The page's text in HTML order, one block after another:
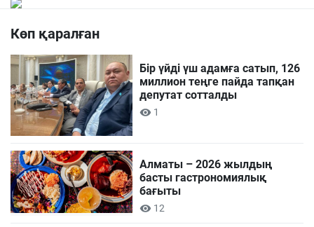
Көп қаралған
Бір үйді үш адамға сатып, 126
миллион теңге пайда тапқан
депутат сотталды
1
Алматы – 2026 жылдың
басты гастрономиялық
бағыты
12